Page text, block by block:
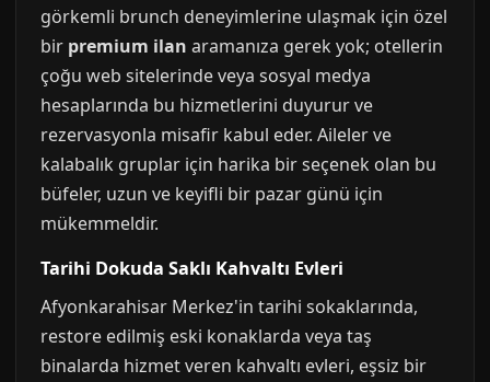
görkemli brunch deneyimlerine ulaşmak için özel
bir premium ilan aramanıza gerek yok; otellerin
çoğu web sitelerinde veya sosyal medya
hesaplarında bu hizmetlerini duyurur ve
rezervasyonla misafir kabul eder. Aileler ve
kalabalık gruplar için harika bir seçenek olan bu
büfeler, uzun ve keyifli bir pazar günü için
mükemmeldir.
Tarihi Dokuda Saklı Kahvaltı Evleri
Afyonkarahisar Merkez'in tarihi sokaklarında,
restore edilmiş eski konaklarda veya taş
binalarda hizmet veren kahvaltı evleri, eşsiz bir